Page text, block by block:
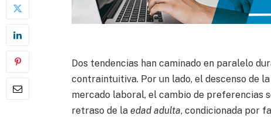
Dos tendencias han caminado en paralelo
contraintuitiva. Por un lado, el descenso de
mercado laboral, el cambio de preferencias
retraso de la edad adulta, condicionada por